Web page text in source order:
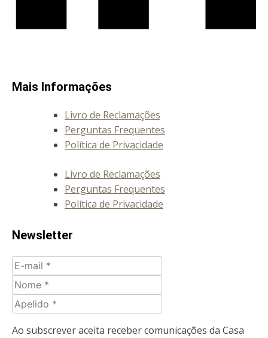
Mais Informações
Livro de Reclamações
Perguntas Frequentes
Política de Privacidade
Livro de Reclamações
Perguntas Frequentes
Política de Privacidade
Newsletter
E-
mail
Nome
Apelido
Ao subscrever aceita receber comunicações da Casa